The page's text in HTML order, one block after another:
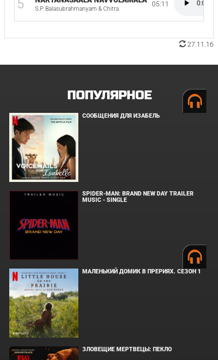
5 S.P. Balasubrahmanyam & Chitra
05:11
27.11.16
ПОПУЛЯРНОЕ
СООБЩЕНИЯ ДЛЯ ИЗАБЕЛЬ
SPIDER-MAN: BRAND NEW DAY TRAILER
MUSIC - SINGLE
МАЛЕНЬКИЙ ДОМИК В ПРЕРИЯХ. СЕЗОН 1
ЗЛОВЕЩИЕ МЕРТВЕЦЫ: ПЕКЛО